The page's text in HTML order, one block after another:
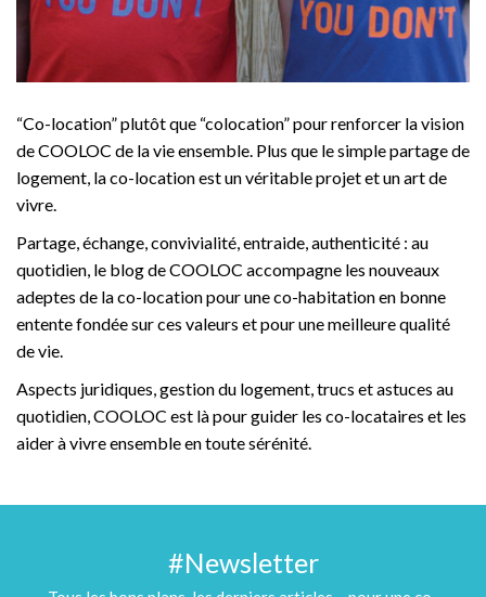
“Co-location” plutôt que “colocation” pour renforcer la vision
de COOLOC de la vie ensemble. Plus que le simple partage de
logement, la co-location est un véritable projet et un art de
vivre.
Partage, échange, convivialité, entraide, authenticité : au
quotidien, le blog de COOLOC accompagne les nouveaux
adeptes de la co-location pour une co-habitation en bonne
entente fondée sur ces valeurs et pour une meilleure qualité
de vie.
Aspects juridiques, gestion du logement, trucs et astuces au
quotidien, COOLOC est là pour guider les co-locataires et les
aider à vivre ensemble en toute sérénité.
#Newsletter